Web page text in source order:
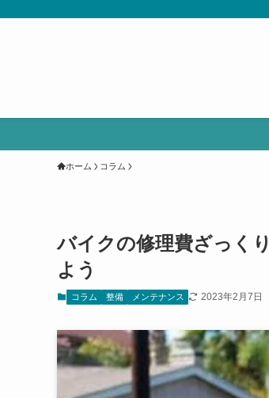
ホーム コラム
バイクの修理費ざっく
よう
コラム 整備 メンテナンス 2023年2月7日